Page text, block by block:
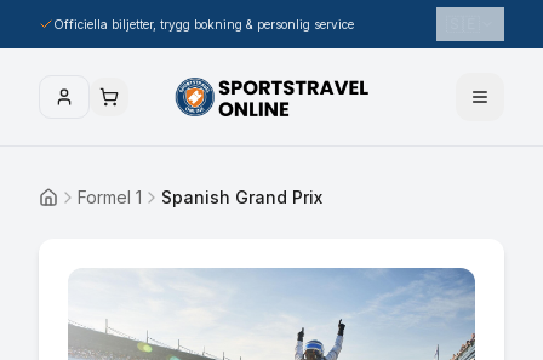
Officiella biljetter, trygg bokning & personlig service
Hem Formel 1 Spanish Grand Prix